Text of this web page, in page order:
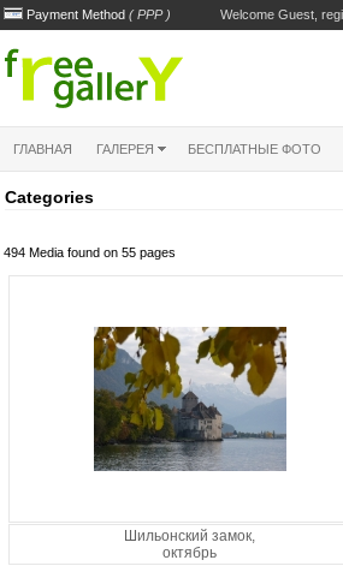
Payment Method ( PPP ) Welcome Guest,
ГЛАВНАЯ ГАЛЕРЕЯ БЕСПЛАТНЫЕ ФОТО
Categories
494 Media found on 55 pages
Шильонский замок,
октябрь